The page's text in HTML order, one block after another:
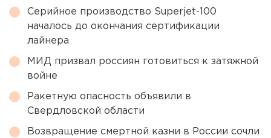
Серийное производство Superjet-100
началось до окончания сертификации
лайнера
МИД призвал россиян готовиться к затяжной
войне
Ракетную опасность объявили в
Свердловской области
Возвращение смертной казни в России сочли